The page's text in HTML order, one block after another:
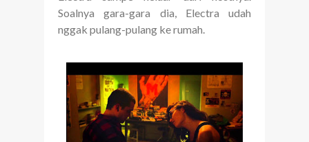
Soalnya gara-gara dia, Electra udah
nggak pulang-pulang ke rumah.